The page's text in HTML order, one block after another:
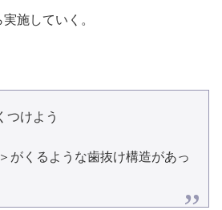
施していく。
つけよう
がくるような歯抜け構造があっ